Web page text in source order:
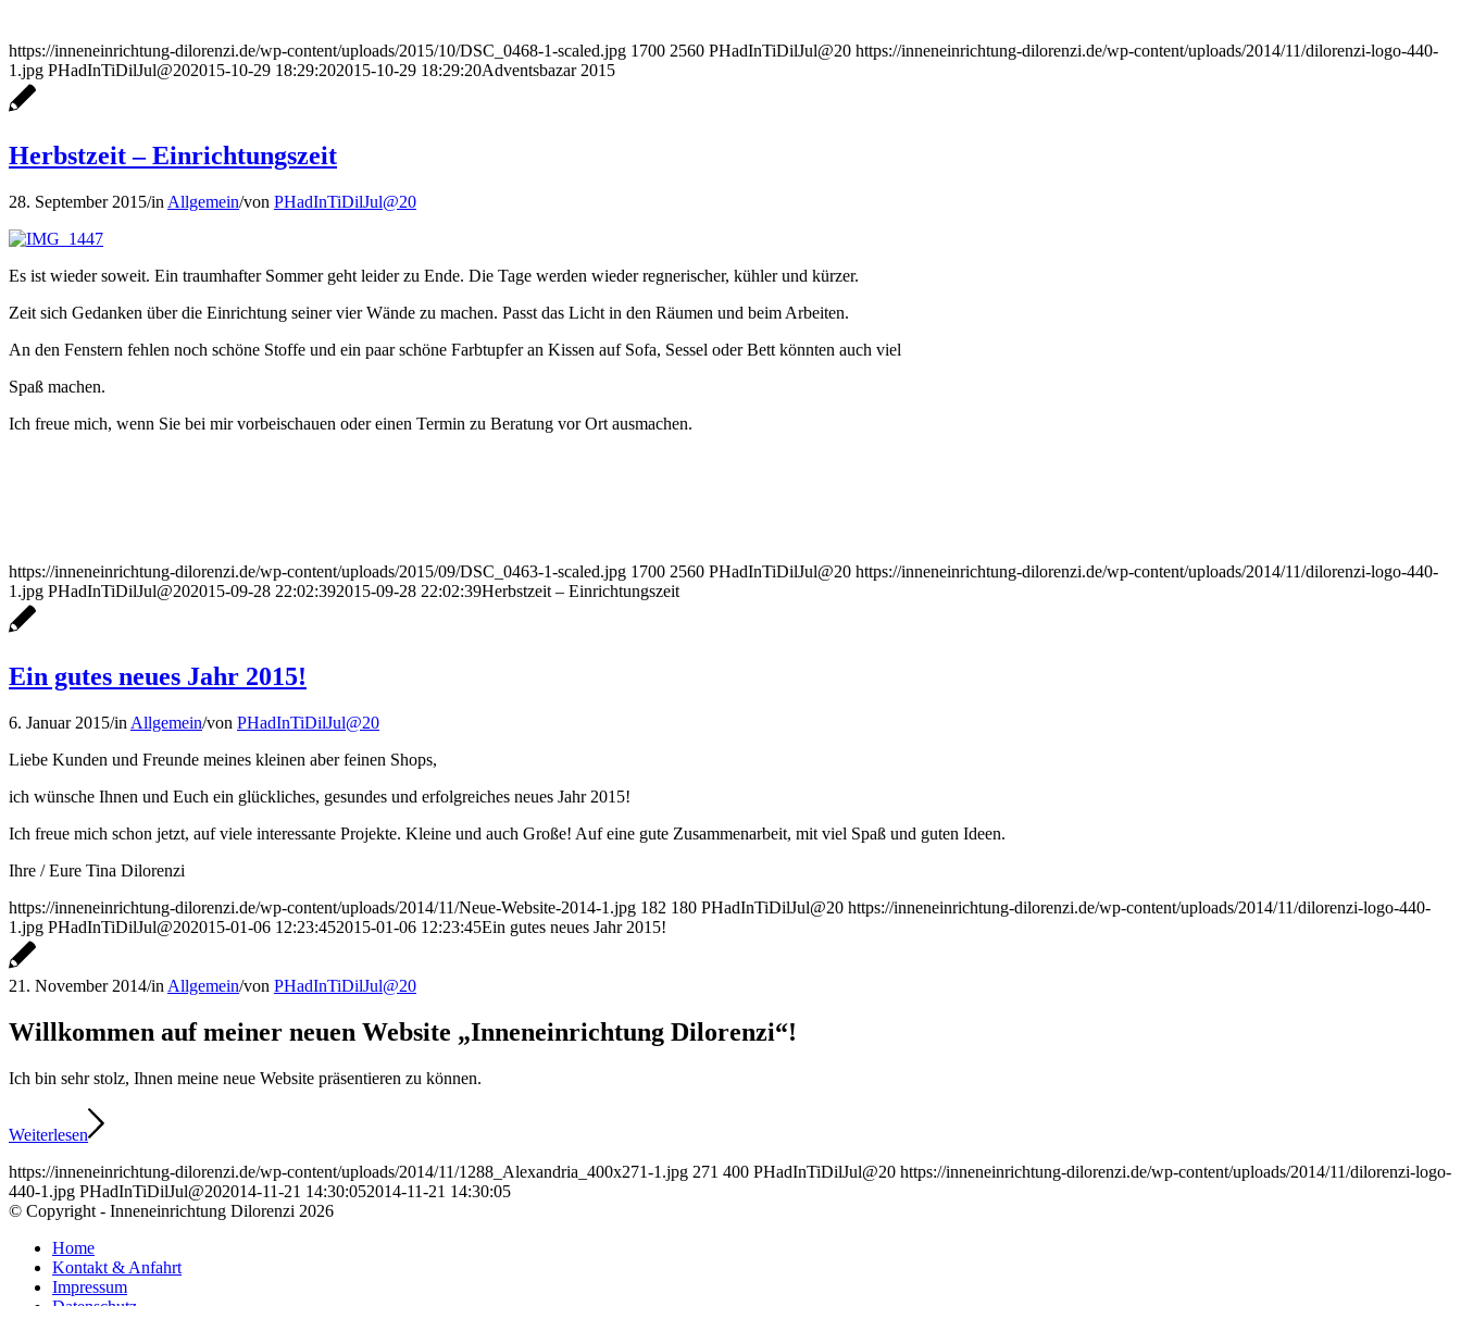
https://inneneinrichtung-dilorenzi.de/wp-content/uploads/2015/10/DSC_0468-1-scaled.jpg 1700 2560 PHadInTiDilJul@20 https://inneneinrichtung-dilorenzi.de/wp-content/uploads/2014/11/dilorenzi-logo-440-
1.jpg PHadInTiDilJul@202015-10-29 18:29:202015-10-29 18:29:20Adventsbazar 2015
Herbstzeit – Einrichtungszeit
28. September 2015/in Allgemein/von PHadInTiDilJul@20
Es ist wieder soweit. Ein traumhafter Sommer geht leider zu Ende. Die Tage werden wieder regnerischer, kühler und kürzer.
Zeit sich Gedanken über die Einrichtung seiner vier Wände zu machen. Passt das Licht in den Räumen und beim Arbeiten.
An den Fenstern fehlen noch schöne Stoffe und ein paar schöne Farbtupfer an Kissen auf Sofa, Sessel oder Bett könnten auch viel
Spaß machen.
Ich freue mich, wenn Sie bei mir vorbeischauen oder einen Termin zu Beratung vor Ort ausmachen.
https://inneneinrichtung-dilorenzi.de/wp-content/uploads/2015/09/DSC_0463-1-scaled.jpg 1700 2560 PHadInTiDilJul@20 https://inneneinrichtung-dilorenzi.de/wp-content/uploads/2014/11/dilorenzi-logo-440-
1.jpg PHadInTiDilJul@202015-09-28 22:02:392015-09-28 22:02:39Herbstzeit – Einrichtungszeit
Ein gutes neues Jahr 2015!
6. Januar 2015/in Allgemein/von PHadInTiDilJul@20
Liebe Kunden und Freunde meines kleinen aber feinen Shops,
ich wünsche Ihnen und Euch ein glückliches, gesundes und erfolgreiches neues Jahr 2015!
Ich freue mich schon jetzt, auf viele interessante Projekte. Kleine und auch Große! Auf eine gute Zusammenarbeit, mit viel Spaß und guten Ideen.
Ihre / Eure Tina Dilorenzi
https://inneneinrichtung-dilorenzi.de/wp-content/uploads/2014/11/Neue-Website-2014-1.jpg 182 180 PHadInTiDilJul@20 https://inneneinrichtung-dilorenzi.de/wp-content/uploads/2014/11/dilorenzi-logo-440-
1.jpg PHadInTiDilJul@202015-01-06 12:23:452015-01-06 12:23:45Ein gutes neues Jahr 2015!
21. November 2014/in Allgemein/von PHadInTiDilJul@20
Willkommen auf meiner neuen Website „Inneneinrichtung Dilorenzi“!
Ich bin sehr stolz, Ihnen meine neue Website präsentieren zu können.
Weiterlesen
https://inneneinrichtung-dilorenzi.de/wp-content/uploads/2014/11/1288_Alexandria_400x271-1.jpg 271 400 PHadInTiDilJul@20 https://inneneinrichtung-dilorenzi.de/wp-content/uploads/2014/11/dilorenzi-logo-
440-1.jpg PHadInTiDilJul@202014-11-21 14:30:052014-11-21 14:30:05
© Copyright - Inneneinrichtung Dilorenzi 2026
Home
Kontakt & Anfahrt
Impressum
Datenschutz